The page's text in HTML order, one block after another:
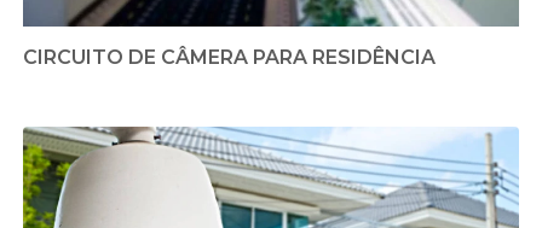
CIRCUITO DE CÂMERA PARA RESIDÊNCIA